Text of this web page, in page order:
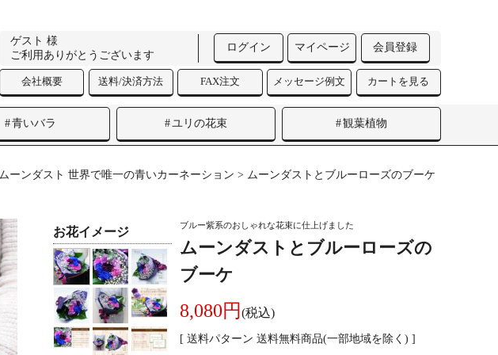
ゲスト 様
ご利用ありがとうございます
ログイン マイページ 会員登録
会社概要 送料/決済方法 FAX注文 メッセージ例文 カートを見る
青いバラ ユリの花束 観葉植物
ムーンダスト 世界で唯一の青いカーネーション > ムーンダストとブルーローズのブーケ
ブルー紫系のおしゃれな花束に仕上げました
ムーンダストとブルーローズの
ブーケ
8,080円 (税込)
[ 送料パターン 送料無料商品(一部地域を除く) ]
お花イメージ